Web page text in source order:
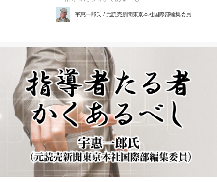
宇惠一郎氏 / 元読売新聞東京本社国際部編集委員